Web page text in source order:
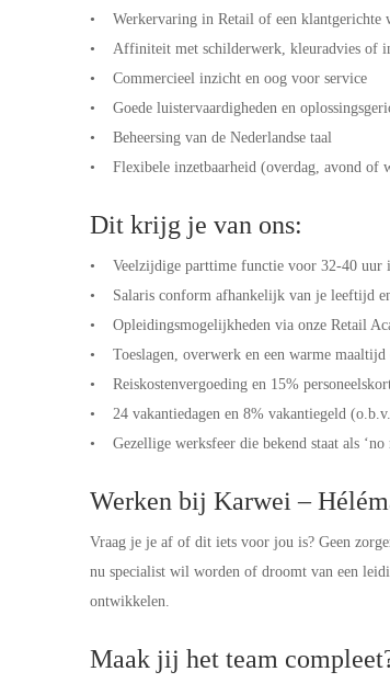
• Werkervaring in Retail of een klantgerichte
• Affiniteit met schilderwerk, kleuradvies of
• Commercieel inzicht en oog voor service
• Goede luistervaardigheden en
• Beheersing van de Nederlandse taal
• Flexibele inzetbaarheid (overdag, avond of
Dit krijg je van ons:
• Veelzijdige parttime functie voor 32-40 uur
• Salaris conform afhankelijk van je leeftijd
• Opleidingsmogelijkheden via onze Retail
• Toeslagen, overwerk en een warme maaltijd
• Reiskostenvergoeding en 15%
• 24 vakantiedagen en 8% vakantiegeld
• Gezellige werksfeer die bekend staat als ‘no
Werken bij Karwei –
Vraag je je af of dit iets voor jou is? Geen
nu specialist wil worden of droomt van een
ontwikkelen.
Maak jij het team